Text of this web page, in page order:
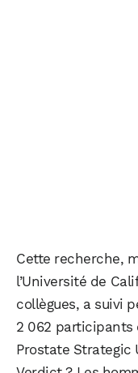
Cette recherche,
l’Université de
collègues, a suivi
2 062 participants
Prostate Strategic